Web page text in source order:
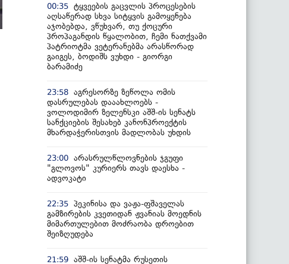
00:35 ტყვეების გაცვლის პროცესების
აღსაწერად სხვა სიტყვის გამოყენება
აჯობებდა, ვწუხვარ, თუ ქოცური
პროპაგანდის წყალობით, ჩემი ნათქვამი
პატრიოტმა ვეტერანებმა არასწორად
გაიგეს, ბოდიშს ვუხდი - გიორგი
ბარამიძე
23:58 აგრესორზე ზეწოლა ომის
დასრულებას დააახლოებს -
ვოლოდიმირ ზელენსკი აშშ-ის სენატს
სანქციების შესახებ კანონპროექტის
მხარდაჭერისთვის მადლობას უხდის
23:00 არასრულწლოვნების ჯგუფი
"გლოვოს" კურიერს თავს დაესხა -
ადვოკატი
22:35 პეკინისა და ვაჟა-ფშაველას
გამზირების კვეთიდან ჟვანიას მოედნის
მიმართულებით მოძრაობა დროებით
შეიზღუდება
21:59 აშშ-ის სენატმა რუსეთის